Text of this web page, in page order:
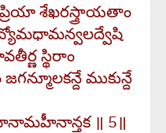
శేఖరస్త్రాయతాం
స్థిరాం
ముకున్దే
॥ 5॥